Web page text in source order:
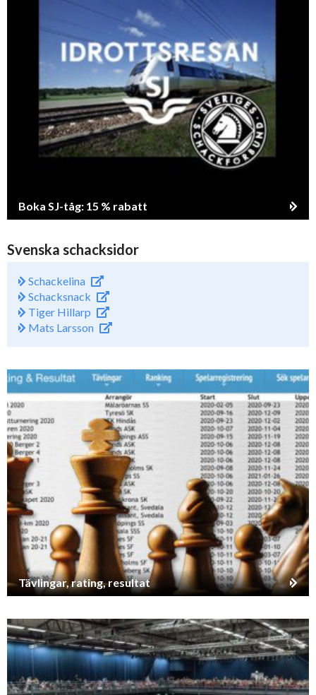
Boka SJ-tåg: 15 % rabatt
Svenska schacksidor
Schackelina
Schacksnack
Tiger Hillarp
Mats Larsson
Tävlingar, rating, resultat